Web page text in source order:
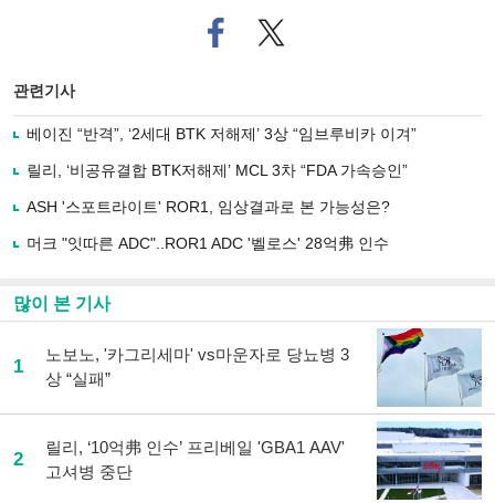
페
이
로
기
사
유
기
트위
터로
관련기사
베이진 “반격”, ‘2세대 BTK 저해제’ 3상 “임브루비카 이겨”
릴리, ‘비공유결합 BTK저해제’ MCL 3차 “FDA 가속승인”
ASH '스포트라이트' ROR1, 임상결과로 본 가능성은?
머크 "잇따른 ADC"..ROR1 ADC '벨로스' 28억弗 인수
많이 본 기사
1
노보노, '카그리세마' vs마운자로 당뇨병 3
상 “실패”
2
릴리, ‘10억弗 인수’ 프리베일 'GBA1 AAV'
고셔병 중단